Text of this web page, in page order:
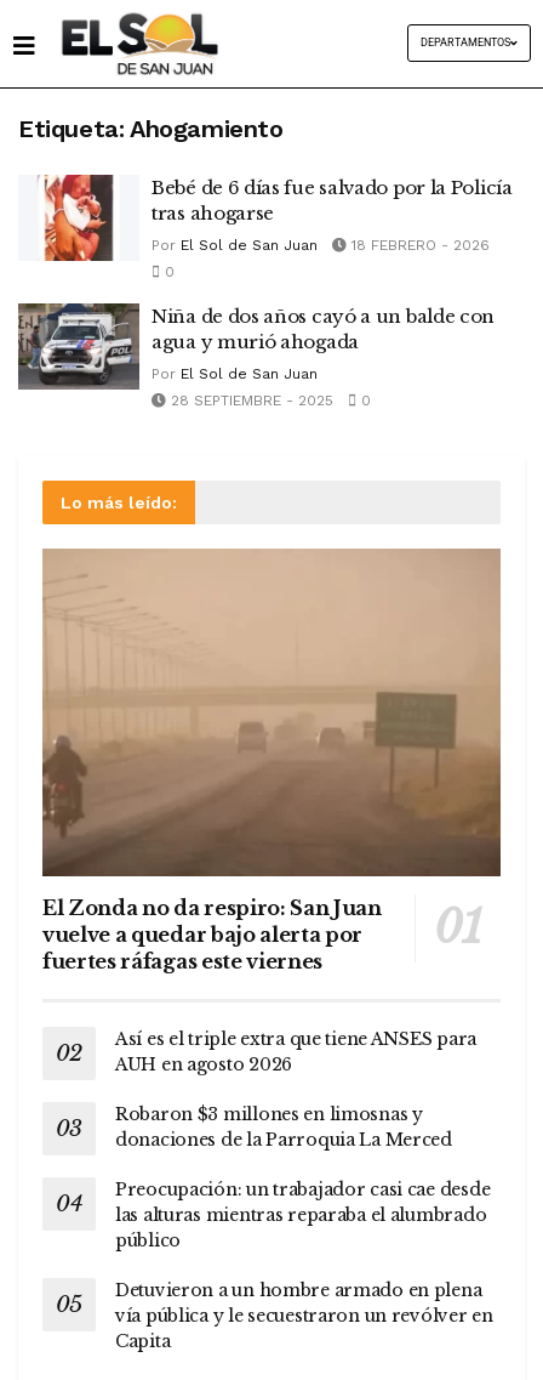
DEPARTAMENTOS
Etiqueta: Ahogamiento
Bebé de 6 días fue salvado por la Policía
tras ahogarse
Por El Sol de San Juan
18 FEBRERO - 2026
0
Niña de dos años cayó a un balde con
agua y murió ahogada
Por El Sol de San Juan
28 SEPTIEMBRE - 2025
0
Lo más leído:
El Zonda no da respiro: San Juan
vuelve a quedar bajo alerta por
fuertes ráfagas este viernes
Así es el triple extra que tiene ANSES para
AUH en agosto 2026
Robaron $3 millones en limosnas y
donaciones de la Parroquia La Merced
Preocupación: un trabajador casi cae desde
las alturas mientras reparaba el alumbrado
público
Detuvieron a un hombre armado en plena
vía pública y le secuestraron un revólver en
Capita